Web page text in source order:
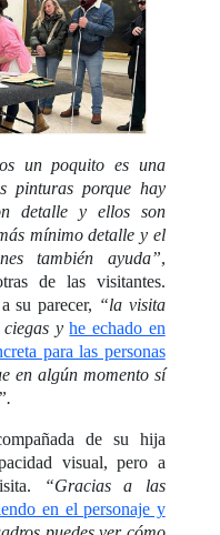
un poquito es una
pinturas porque hay
detalle y ellos son
mínimo detalle y el
también ayuda”,
de las visitantes.
su parecer, “la visita
ciegas yhe echado en
para las personas
en algún momento sí
de su hija
visual, pero a
“Gracias a las
en el personaje y